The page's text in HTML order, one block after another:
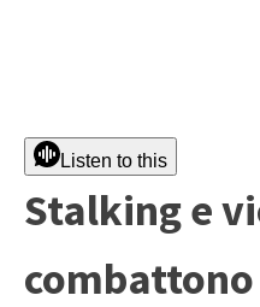
Listen to this
Stalking e